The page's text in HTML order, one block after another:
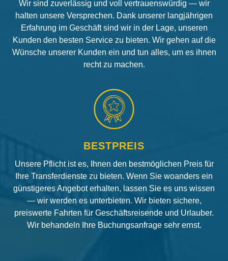
Wir sind zuverlässig und voll vertrauenswürdig — wir
halten unsere Versprechen. Dank unserer langjährigen
Erfahrung im Geschäft sind wir in der Lage, unseren
Kunden den besten Service zu bieten. Wir gehen auf die
Wünsche unserer Kunden ein und tun alles, um es ihnen
recht zu machen.
BESTPREIS
Unsere Pflicht ist es, Ihnen den bestmöglichen Preis für
Ihre Transferdienste zu bieten. Wenn Sie woanders ein
günstigeres Angebot erhalten, lassen Sie es uns wissen
— wir werden es unterbieten. Wir bieten sichere,
preiswerte Fahrten für Geschäftsreisende und Urlauber.
Wir behandeln Ihre Buchungsanfrage sehr ernst.